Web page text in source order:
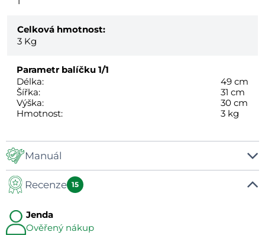
Celková hmotnost:
3 Kg
Parametr balíčku 1/1
Délka:
49 cm
Šířka:
31 cm
Výška:
30 cm
Hmotnost:
3 kg
Manuál
Manuál
Recenze 15
Jenda
Ověřený nákup